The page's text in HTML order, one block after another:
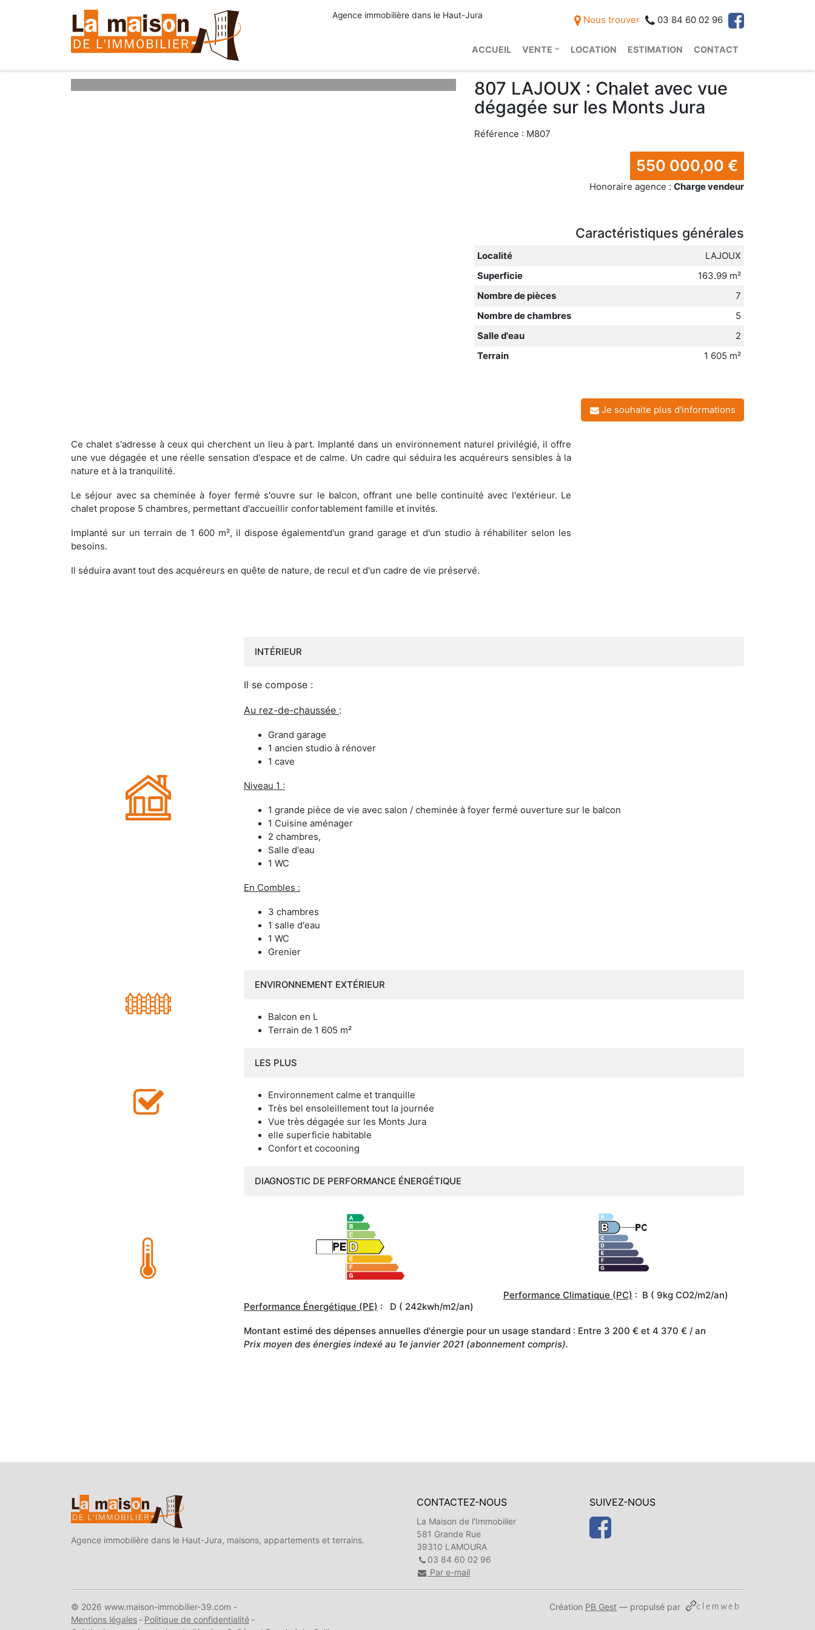
Agence immobilière dans le Haut-Jura Nous trouver 03 84 60 02 96
ACCUEIL VENTE LOCATION ESTIMATION CONTACT
Accueil Nos biens Maisons
807 LAJOUX : Chalet avec vue
dégagée sur les Monts Jura
Référence : M807
550 000,00 €
Honoraire agence : Charge vendeur
Caractéristiques générales
Localité
LAJOUX
Superficie
163.99 m²
Nombre de pièces
7
Nombre de chambres
5
Salle d'eau
2
Terrain
1 605 m²
Je souhaite plus d'informations
Ce chalet s'adresse à ceux qui cherchent un lieu à part. Implanté dans un environnement naturel privilégié, il offre
une vue dégagée et une réelle sensation d'espace et de calme. Un cadre qui séduira les acquéreurs sensibles à la
nature et à la tranquilité.
Le séjour avec sa cheminée à foyer fermé s'ouvre sur le balcon, offrant une belle continuité avec l'extérieur. Le
chalet propose 5 chambres, permettant d'accueillir confortablement famille et invités.
Implanté sur un terrain de 1 600 m², il dispose égalementd'un grand garage et d'un studio à réhabiliter selon les
besoins.
Il séduira avant tout des acquéreurs en quête de nature, de recul et d'un cadre de vie préservé.
INTÉRIEUR
Il se compose :
Au rez-de-chaussée :
Grand garage
1 ancien studio à rénover
1 cave
Niveau 1 :
1 grande pièce de vie avec salon / cheminée à foyer fermé ouverture sur le balcon
1 Cuisine aménager
2 chambres,
Salle d'eau
1 WC
En Combles :
3 chambres
1 salle d'eau
1 WC
Grenier
ENVIRONNEMENT EXTÉRIEUR
Balcon en L
Terrain de 1 605 m²
LES PLUS
Environnement calme et tranquille
Très bel ensoleillement tout la journée
Vue très dégagée sur les Monts Jura
elle superficie habitable
Confort et cocooning
DIAGNOSTIC DE PERFORMANCE ÉNERGÉTIQUE
Performance Énergétique (PE) : D ( 242kwh/m2/an)
Performance Climatique (PC) : B ( 9kg CO2/m2/an)
Montant estimé des dépenses annuelles d'énergie pour un usage standard : Entre 3 200 € et 4 370 € / an
Prix moyen des énergies indexé au 1e janvier 2021 (abonnement compris).
Agence immobilière dans le Haut-Jura, maisons, appartements et terrains.
CONTACTEZ-NOUS
La Maison de l'Immobilier
581 Grande Rue
39310 LAMOURA
03 84 60 02 96
Par e-mail
SUIVEZ-NOUS
© 2026 www.maison-immobilier-39.com -
Mentions légales
Politique de confidentialité
Création PB Gest — propulsé par